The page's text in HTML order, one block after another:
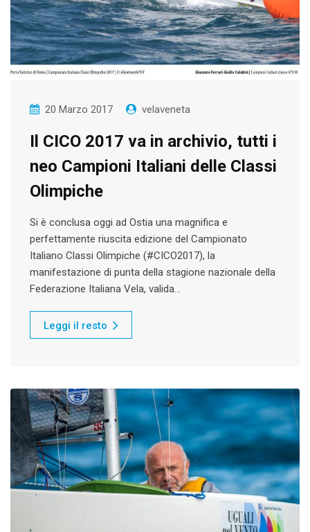
20 Marzo 2017 velaveneta
Il CICO 2017 va in archivio, tutti i
neo Campioni Italiani delle Classi
Olimpiche
Si è conclusa oggi ad Ostia una magnifica e
perfettamente riuscita edizione del Campionato
Italiano Classi Olimpiche (#CICO2017), la
manifestazione di punta della stagione nazionale della
Federazione Italiana Vela, valida…
Leggi il resto